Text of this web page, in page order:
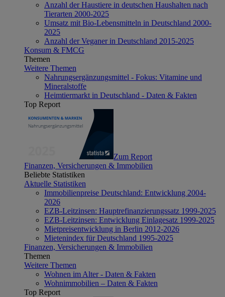
Anzahl der Haustiere in deutschen Haushalten nach
Tierarten 2000-2025
Umsatz mit Bio-Lebensmitteln in Deutschland 2000-
2025
Anzahl der Veganer in Deutschland 2015-2025
Konsum & FMCG
Themen
Weitere Themen
Nahrungsergänzungsmittel - Fokus: Vitamine und
Mineralstoffe
Heimtiermarkt in Deutschland - Daten & Fakten
Top Report
Zum Report
Finanzen, Versicherungen & Immobilien
Beliebte Statistiken
Aktuelle Statistiken
Immobilienpreise Deutschland: Entwicklung 2004-
2026
EZB-Leitzinsen: Hauptrefinanzierungssatz 1999-2025
EZB-Leitzinsen: Entwicklung Einlagesatz 1999-2025
Mietpreisentwicklung in Berlin 2012-2026
Mietenindex für Deutschland 1995-2025
Finanzen, Versicherungen & Immobilien
Themen
Weitere Themen
Wohnen im Alter - Daten & Fakten
Wohnimmobilien – Daten & Fakten
Top Report